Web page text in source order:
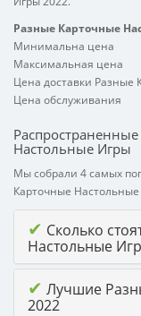
Разные Карточные
Минимальна цена
Максимальная цена
Цена доставки Разные
Цена обслуживания
Настольные Игры
Мы собрали 4 самых
Карточные
✔ Сколько
Настольные
✔ Лучшие
2022